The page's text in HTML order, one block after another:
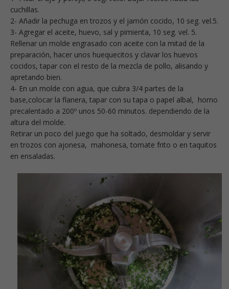
cuchillas.
2- Añadir la pechuga en trozos y el jamón cocido, 10 seg. vel.5.
3- Agregar el aceite, huevo, sal y pimienta, 10 seg. vel. 5.
Rellenar un molde engrasado con aceite con la mitad de la
preparación, hacer unos huequecitos y clavar los huevos
cocidos, tapar con el resto de la mezcla de pollo, alisando y
apretando bien.
4- En un molde con agua, que cubra 3/4 partes de la
base,colocar la flanera, tapar con su tapa o papel albal, horno
precalentado a 200º unos 50-60 minutos. dependiendo de la
altura del molde.
Retirar un poco del juego que ha soltado, desmoldar y servir
en trozos con ajonesa, mahonesa, tomate frito o en taquitos
en ensaladas.